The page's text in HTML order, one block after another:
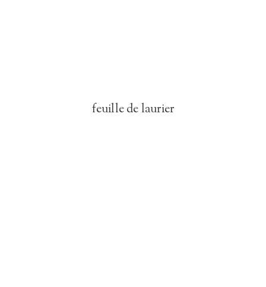
feuille de laurier